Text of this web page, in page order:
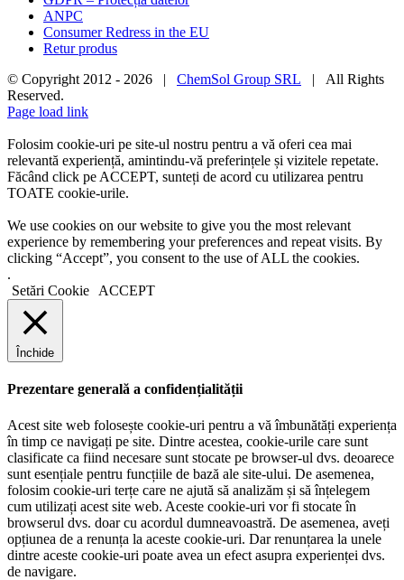
ANPC
Consumer Redress in the EU
Retur produs
© Copyright 2012 - 2026 | ChemSol Group SRL | All Rights
Reserved.
Page load link
Folosim cookie-uri pe site-ul nostru pentru a vă oferi cea mai
relevantă experiență, amintindu-vă preferințele și vizitele repetate.
Făcând click pe ACCEPT, sunteți de acord cu utilizarea pentru
TOATE cookie-urile.
We use cookies on our website to give you the most relevant
experience by remembering your preferences and repeat visits. By
clicking “Accept”, you consent to the use of ALL the cookies.
.
Setări Cookie
ACCEPT
Închide
Prezentare generală a confidențialității
Acest site web folosește cookie-uri pentru a vă îmbunătăți experiența
în timp ce navigați pe site. Dintre acestea, cookie-urile care sunt
clasificate ca fiind necesare sunt stocate pe browser-ul dvs. deoarece
sunt esențiale pentru funcțiile de bază ale site-ului. De asemenea,
folosim cookie-uri terțe care ne ajută să analizăm și să înțelegem
cum utilizați acest site web. Aceste cookie-uri vor fi stocate în
browserul dvs. doar cu acordul dumneavoastră. De asemenea, aveți
opțiunea de a renunța la aceste cookie-uri. Dar renunțarea la unele
dintre aceste cookie-uri poate avea un efect asupra experienței dvs.
de navigare.